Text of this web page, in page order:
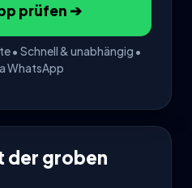
prüfen ➔
• Schnell & unabhängig •
WhatsApp
der groben